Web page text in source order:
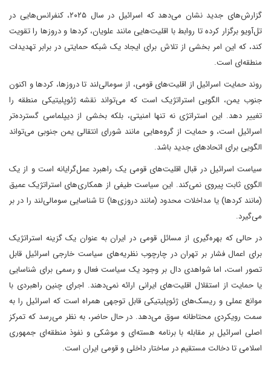
گزارش‌های جدید نشان می‌دهد که اسرائیل در سال ۲۰۲۵، کنفرانس‌هایی در
تل‌آویو برگزار کرده تا روابط با اقلیت‌هایی مانند علویان، کردها و دروزها را تقویت
کند، که این امر بخشی از تلاش برای ایجاد یک شبکه حمایتی در برابر تهدیدات
منطقه‌ای است.
روند حمایت اسرائیل از اقلیت‌های قومی، از سومالی‌لند تا دروزها، کردها و اکنون
جنوب یمن، الگویی استراتژیک است که می‌تواند نقشه ژئوپلیتیکی منطقه را
تغییر دهد. این استراتژی نه تنها امنیتی، بلکه بخشی از دیپلماسی گسترده‌تر
اسرائیل است، و حمایت از گروه‌هایی مانند شورای انتقالی یمن جنوبی می‌تواند
الگویی برای اتحادهای جدید باشد.
سیاست اسرائیل در قبال اقلیت‌های قومی یک راهبرد عمل‌گرایانه است و از یک
الگوی ثابت پیروی نمی‌کند. این سیاست طیفی از همکاری‌های استراتژیک عمیق
(مانند کردها) یا مداخلات محدود (مانند دروزی‌ها) تا شناسایی سومالی‌لند را در بر
می‌گیرد.
در حالی که بهره‌گیری از مسائل قومی در ایران به عنوان یک گزینه استراتژیک
برای اعمال فشار بر تهران در چارچوب نظریه‌های سیاست خارجی اسرائیل قابل
تصور است، اما شواهدی دال بر وجود یک سیاست فعال و رسمی برای شناسایی
یا حمایت از استقلال اقلیت‌های ایرانی ارائه نمی‌دهند. اجرای چنین راهبردی با
موانع عملی و ریسک‌های ژئوپلیتیکی قابل توجهی همراه است که اسرائیل را به
سمت رویکردی محتاطانه سوق می‌دهد. در حال حاضر، به نظر می‌رسد که تمرکز
اصلی اسرائیل بر مقابله با برنامه هسته‌ای و موشکی و نفوذ منطقه‌ای جمهوری
اسلامی تا دخالت مستقیم در ساختار داخلی و قومی ایران است.